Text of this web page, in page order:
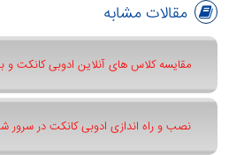
مقالات مشابه
مقایسه کلاس های آنلاین ادوبی کانکت و
نصب و راه اندازی ادوبی کانکت در سرور